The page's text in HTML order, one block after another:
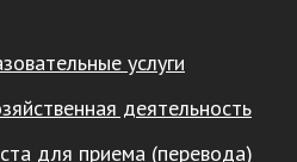
услуги
деятельность
для приема (перевода)